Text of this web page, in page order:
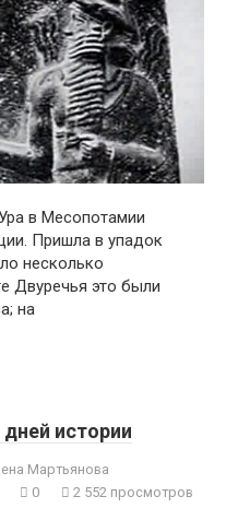
в Месопотамии
Пришла в упадок
несколько
Двуречья это были
на
истории
Мартьянова
0
2 552 просмотров